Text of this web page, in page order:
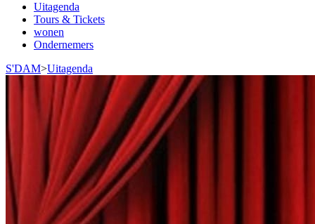
Uitagenda
Tours & Tickets
wonen
Ondernemers
S'DAM>Uitagenda